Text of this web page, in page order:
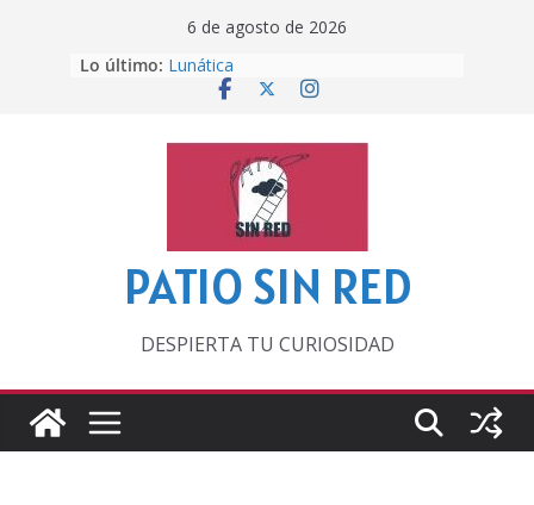
6 de agosto de 2026
Lo último: Lunática
Pero, hasta entonces…
‘La broma infinita’ de recomendar
lecturas veraniegas
Otra del Mundial
PATIO SIN RED
DESPIERTA TU CURIOSIDAD